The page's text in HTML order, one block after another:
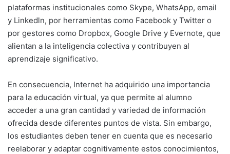
plataformas institucionales como Skype, WhatsApp, email
y Linkedln, por herramientas como Facebook y Twitter o
por gestores como Dropbox, Google Drive y Evernote, que
alientan a la inteligencia colectiva y contribuyen al
aprendizaje significativo.
En consecuencia, Internet ha adquirido una importancia
para la educación virtual, ya que permite al alumno
acceder a una gran cantidad y variedad de información
ofrecida desde diferentes puntos de vista. Sin embargo,
los estudiantes deben tener en cuenta que es necesario
reelaborar y adaptar cognitivamente estos conocimientos,